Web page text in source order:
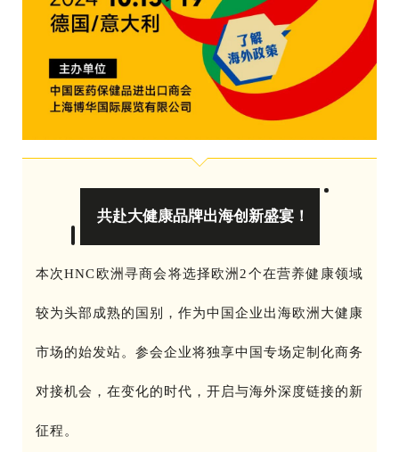
共赴大健康品牌出海创新盛宴！
本次HNC欧洲寻商会将选择欧洲2个在营养健康领域
较为头部成熟的国别，作为中国企业出海欧洲大健康
市场的始发站。参会企业将独享中国专场定制化商务
对接机会，在变化的时代，开启与海外深度链接的新
征程。